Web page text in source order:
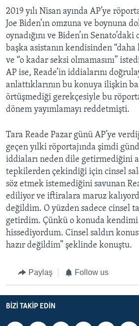
2019 yılı Nisan ayında AP’ye
Joe Biden’ın omzuna ve boynuna
oynadığını ve Biden’ın
başka asistanın kendisinden
ve “o kadar seksi olmamasını”
AP ise, Reade’in iddialarını
anlattıklarının bu konuya ilişkin
örtüşmediği gerekçesiyle bu
dönem yayımlamayı reddetmişti.
Tara Reade Pazar günü AP’ye
geçen yılki röportajında şimdi
iddiaları neden dile getirmediğini
tepkilerden çekindiği için cinsel
söz etmek istemediğini savunan
ediliyor ve iftiralara maruz
değildim. O yüzden sadece cinsel
getirdim. Çünkü o konuda
hissediyordum. Cinsel saldırı
hazır değildim” şeklinde konuştu.
Paylaş Follow us
BIZI TAKIP EDIN